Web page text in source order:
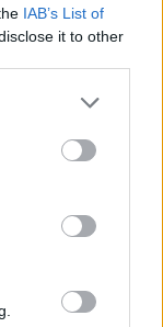
IAB’s List of
it to other
cuando